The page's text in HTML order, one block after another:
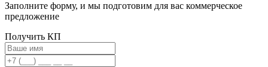
Заполните форму, и мы подготовим для вас коммерческое
предложение
Получить КП